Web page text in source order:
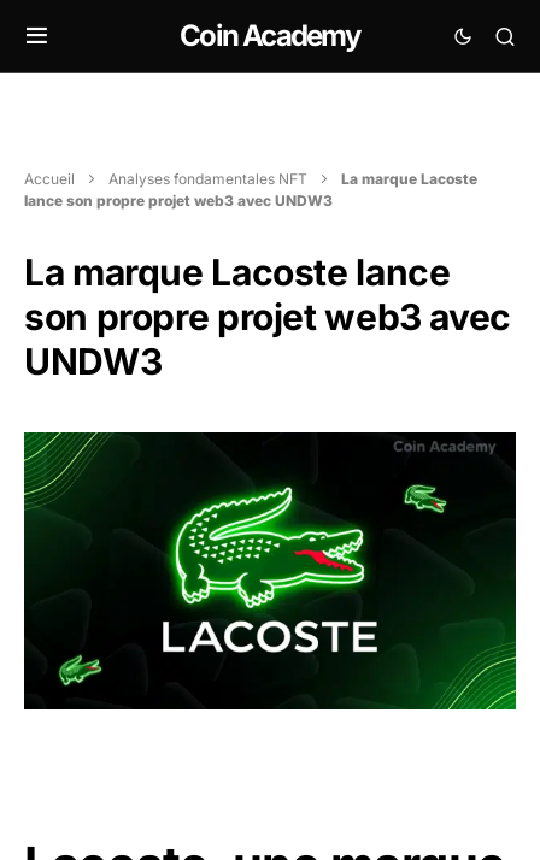
Coin Academy
Accueil Analyses fondamentales NFT
La marque Lacoste
lance son propre projet web3 avec UNDW3
La marque Lacoste lance
son propre projet web3 avec
UNDW3